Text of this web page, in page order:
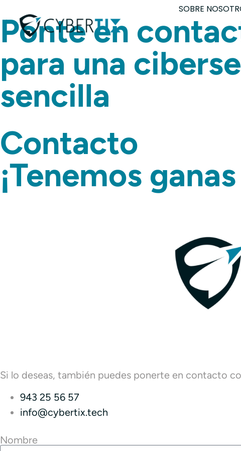
SOBRE
Ponte en
para una
sencilla
Contacto
¡Tenemos
Si lo deseas, también puedes ponerte en contacto
943 25 56 57
info@cybertix.tech
Nombre